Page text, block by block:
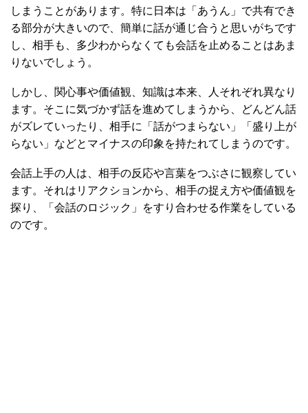
しまうことがあります。特に日本は「あうん」で共有でき
る部分が大きいので、簡単に話が通じ合うと思いがちです
し、相手も、多少わからなくても会話を止めることはあま
りないでしょう。
しかし、関心事や価値観、知識は本来、人それぞれ異なり
ます。そこに気づかず話を進めてしまうから、どんどん話
がズレていったり、相手に「話がつまらない」「盛り上が
らない」などとマイナスの印象を持たれてしまうのです。
会話上手の人は、相手の反応や言葉をつぶさに観察してい
ます。それはリアクションから、相手の捉え方や価値観を
探り、「会話のロジック」をすり合わせる作業をしている
のです。